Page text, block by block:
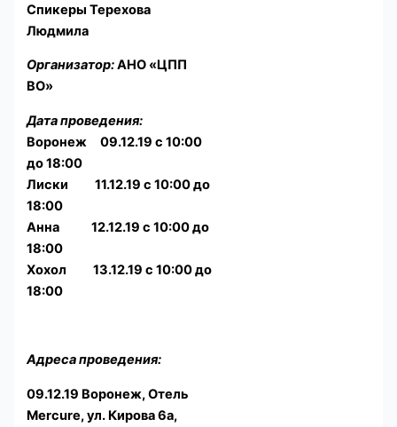
Спикеры Терехова
Людмила
Организатор:АНО «ЦПП
ВО»
Дата проведения:
Воронеж 09.12.19 с 10:00
до 18:00
Лиски 11.12.19 с 10:00 до
18:00
Анна 12.12.19 с 10:00 до
18:00
Хохол 13.12.19 с 10:00 до
18:00
Адреса проведения:
09.12.19 Воронеж, Отель
Mercure, ул. Кирова 6а,